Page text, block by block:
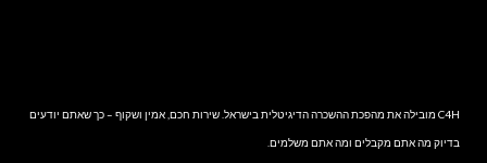
C4H מובילה את מהפכת ההשכרה הדיגיטלית בישראל. שירות חכם, אמין ושקוף – כך שאתם יודעים
בדיוק מה אתם מקבלים ומה אתם משלמים.